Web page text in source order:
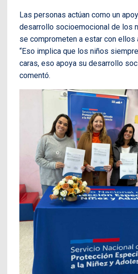
Las personas actúan como un
desarrollo socioemocional de los
se comprometen a estar con ellos
“Eso implica que los niños
caras, eso apoya su desarrollo
comentó.